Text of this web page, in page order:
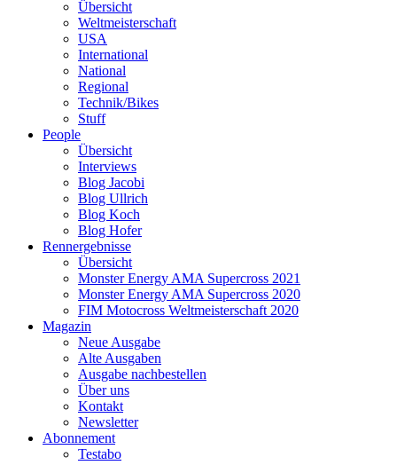
Übersicht
Weltmeisterschaft
USA
International
National
Regional
Technik/Bikes
Stuff
People
Übersicht
Interviews
Blog Jacobi
Blog Ullrich
Blog Koch
Blog Hofer
Rennergebnisse
Übersicht
Monster Energy AMA Supercross 2021
Monster Energy AMA Supercross 2020
FIM Motocross Weltmeisterschaft 2020
Magazin
Neue Ausgabe
Alte Ausgaben
Ausgabe nachbestellen
Über uns
Kontakt
Newsletter
Abonnement
Testabo